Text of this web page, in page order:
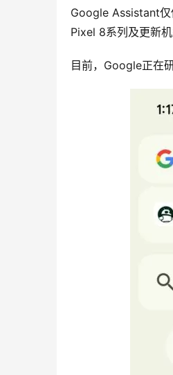
Google Assistant仅
Pixel 8系列及更新
目前，Google正在